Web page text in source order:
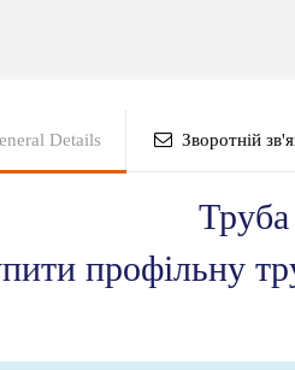
Details Зворотній
профільну